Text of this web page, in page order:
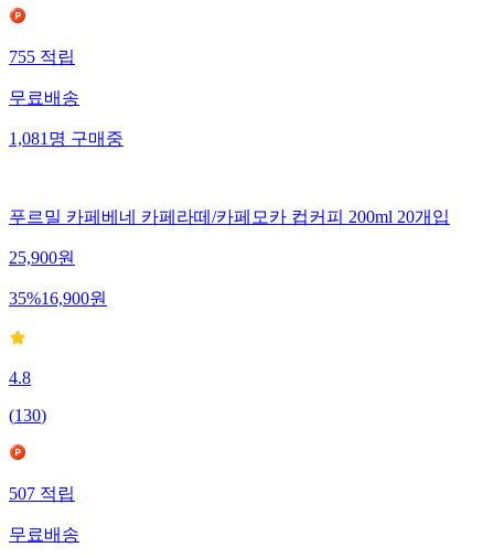
755적립
무료배송
1,081명구매중
푸르밀 카페베네 카페라떼/카페모카 컵커피 200ml 20개입
25,900원
35%16,900원
4.8
(130)
507적립
무료배송